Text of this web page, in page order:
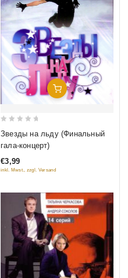
Добавить В Корзину
5
Звезды на льду (Финальный
гала-концерт)
€3,99
inkl. Mwst., zzgl. Versand